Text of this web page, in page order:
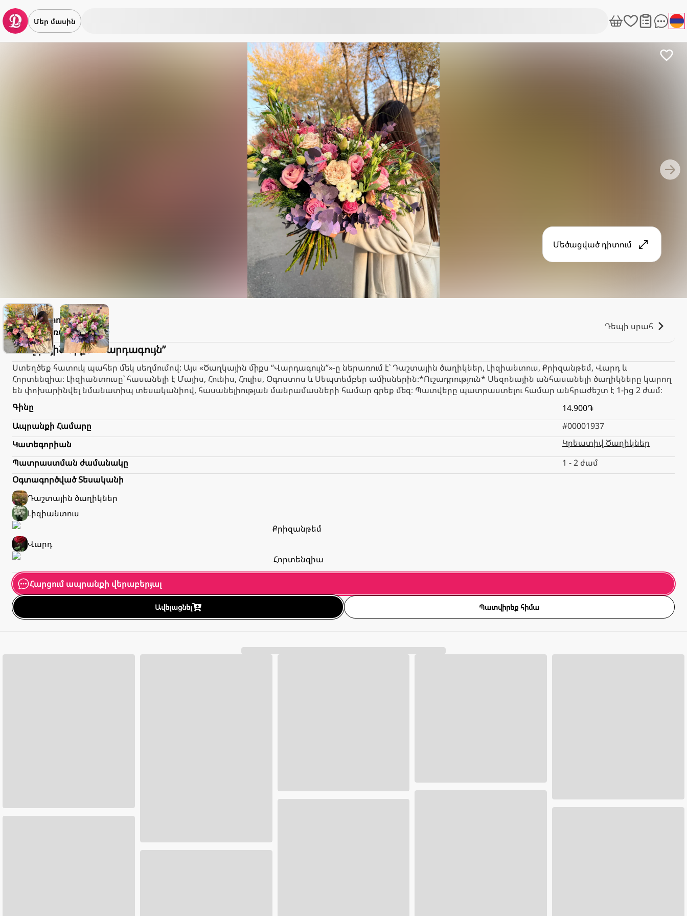
Մեր մասին
Մեծացված դիտում
FlorianiՓակ է։
Առաքում1.000֏ Դեպի սրահ
Ծաղկային միքս “Վարդագույն”
Ստեղծեք հատուկ պահեր մեկ սեղմումով: Այս «Ծաղկային միքս “Վարդագույն”»-ը ներառում է՝ Դաշտային ծաղիկներ, Լիզիանտուս, Քրիզանթեմ, Վարդ և
Հորտենզիա։ Լիզիանտուսը՝ հասանելի է Մայիս, Հունիս, Հուլիս, Օգոստոս և Սեպտեմբեր ամիսներին։*Ուշադրություն* Սեզոնային անհասանելի ծաղիկները կարող
են փոխարինվել նմանատիպ տեսականիով, հասանելիության մանրամասների համար գրեք մեզ։ Պատվերը պատրաստելու համար անհրաժեշտ է 1-ից 2 ժամ։
Գինը
14.900֏
Ապրանքի Համարը
#00001937
Կատեգորիան
Կրեատիվ Ծաղիկներ
Պատրաստման ժամանակը
1 - 2 ժամ
Օգտագործված Տեսականի
Դաշտային ծաղիկներ
Լիզիանտուս
Քրիզանթեմ
Վարդ
Հորտենզիա
Հարցում ապրանքի վերաբերյալ
Ավելացնել Պատվիրեք հիմա